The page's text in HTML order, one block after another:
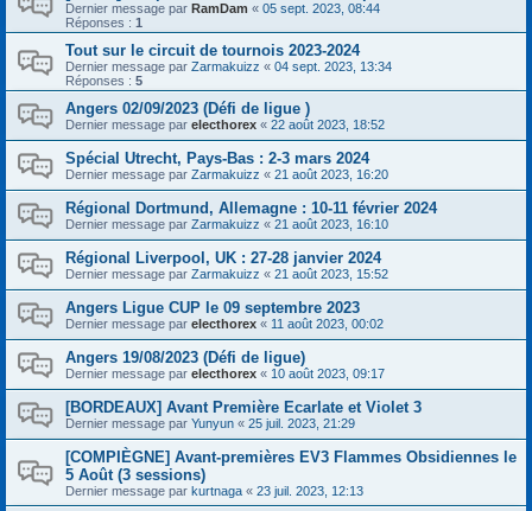
Dernier message par RamDam « 05 sept. 2023, 08:44
Réponses : 1
Tout sur le circuit de tournois 2023-2024
Dernier message par Zarmakuizz « 04 sept. 2023, 13:34
Réponses : 5
Angers 02/09/2023 (Défi de ligue )
Dernier message par electhorex « 22 août 2023, 18:52
Spécial Utrecht, Pays-Bas : 2-3 mars 2024
Dernier message par Zarmakuizz « 21 août 2023, 16:20
Régional Dortmund, Allemagne : 10-11 février 2024
Dernier message par Zarmakuizz « 21 août 2023, 16:10
Régional Liverpool, UK : 27-28 janvier 2024
Dernier message par Zarmakuizz « 21 août 2023, 15:52
Angers Ligue CUP le 09 septembre 2023
Dernier message par electhorex « 11 août 2023, 00:02
Angers 19/08/2023 (Défi de ligue)
Dernier message par electhorex « 10 août 2023, 09:17
[BORDEAUX] Avant Première Ecarlate et Violet 3
Dernier message par Yunyun « 25 juil. 2023, 21:29
[COMPIÈGNE] Avant-premières EV3 Flammes Obsidiennes le
5 Août (3 sessions)
Dernier message par kurtnaga « 23 juil. 2023, 12:13